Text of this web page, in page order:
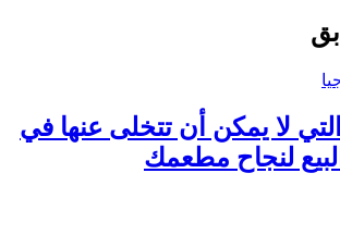
لا يمكن أن تتخلى عنها في
لنجاح مطعمك